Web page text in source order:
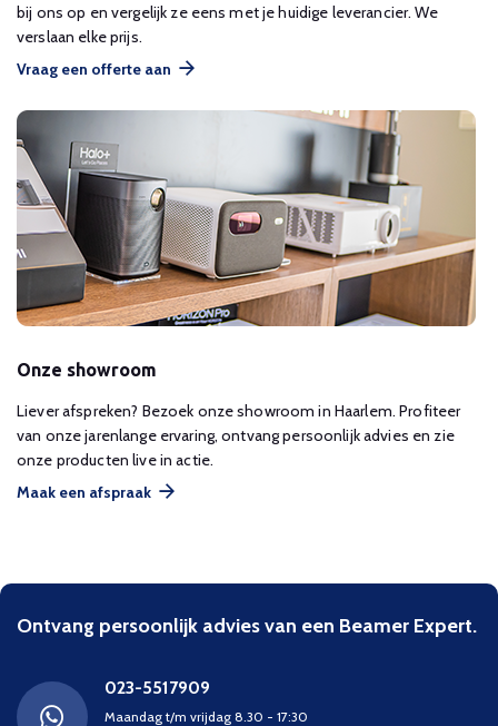
bij ons op en vergelijk ze eens met je huidige leverancier. We
verslaan elke prijs.
Vraag een offerte aan
Onze showroom
Liever afspreken? Bezoek onze showroom in Haarlem. Profiteer
van onze jarenlange ervaring, ontvang persoonlijk advies en zie
onze producten live in actie.
Maak een afspraak
Ontvang persoonlijk advies van een Beamer Expert.
023-5517909
Maandag t/m vrijdag 8.30 - 17:30